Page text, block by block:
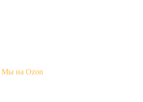
Мы на Ozon